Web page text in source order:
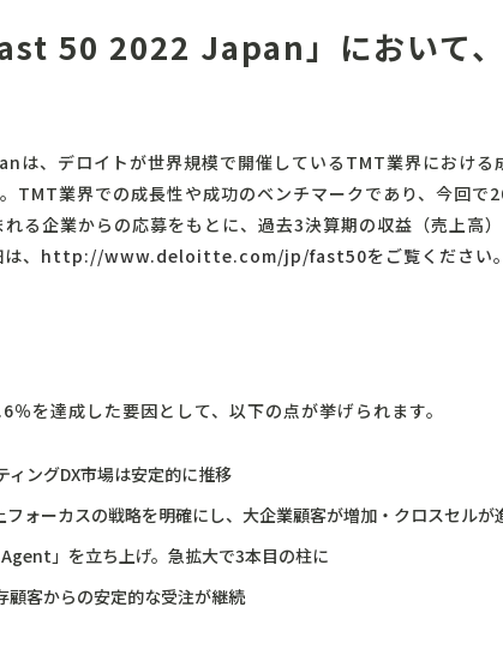
50 2022 Japan」において
、デロイトが世界規模で開催しているTMT業界における
TMT業界での成長性や成功のベンチマークであり、今回で
る企業からの応募をもとに、過去3決算期の収益（売上高
、 http://www.deloitte.com/jp/fast50をご覧ください
を達成した要因として、以下の点が挙げられます。
ィングDX市場は安定的に推移
ォーカスの戦略を明確にし、大企業顧客が増加・クロスセルが
」を立ち上げ。急拡大で3本目の柱に
顧客からの安定的な受注が継続